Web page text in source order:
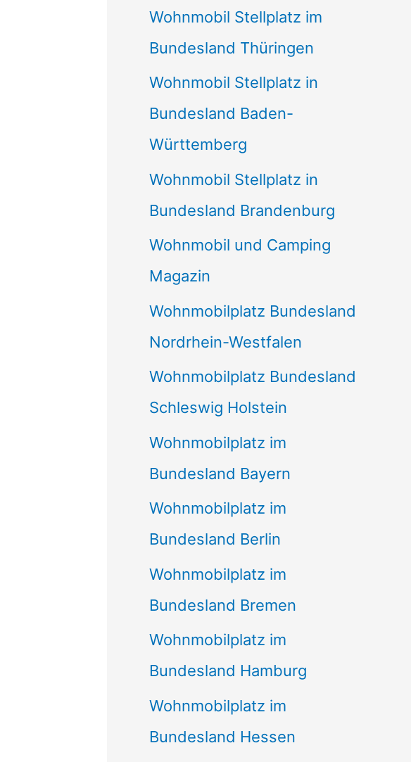
Wohnmobil Stellplatz im
Bundesland Thüringen
Wohnmobil Stellplatz in
Bundesland Baden-
Württemberg
Wohnmobil Stellplatz in
Bundesland Brandenburg
Wohnmobil und Camping
Magazin
Wohnmobilplatz Bundesland
Nordrhein-Westfalen
Wohnmobilplatz Bundesland
Schleswig Holstein
Wohnmobilplatz im
Bundesland Bayern
Wohnmobilplatz im
Bundesland Berlin
Wohnmobilplatz im
Bundesland Bremen
Wohnmobilplatz im
Bundesland Hamburg
Wohnmobilplatz im
Bundesland Hessen